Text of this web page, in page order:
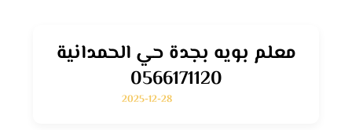
معلم بويه بجدة حي الحمدانية
0566171120
2025-12-28